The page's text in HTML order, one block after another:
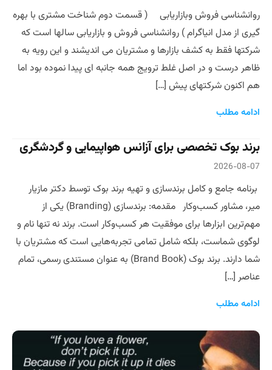
روانشناسی فروش وبازاریابی ( قسمت دوم شناخت مشتری با بهره
گیری از مدل انیاگرام ) روانشناسی فروش و بازاریابی سالها است که
شرکتها فقط به کشف بازارها و مشتریان می اندیشند و این رویه به
ظاهر درست و در اصل غلط ترویج همه جانبه ای پیدا نموده بود اما
هم اکنون شرکتهای پیش […]
ادامه مطلب
برند بوک تخصصی برای آزانس هواپیمایی و گردشگری
2026-08-07
برنامه جامع و کامل برندسازی و تهیه برند بوک توسط دکتر مازیار
میر، مشاور کسب‌وکار مقدمه: برندسازی (Branding) یکی از
مهم‌ترین ابزارها برای موفقیت هر کسب‌وکار است. برند نه تنها نام و
لوگوی شماست، بلکه شامل تمامی تجربه‌هایی است که مشتریان با
شما دارند. برند بوک (Brand Book) به عنوان مستندی رسمی، تمام
عناصر […]
ادامه مطلب